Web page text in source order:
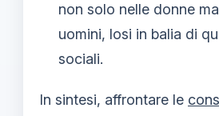
non solo nelle donne
uomini, losi in balia di
sociali.
In sintesi, affrontare le